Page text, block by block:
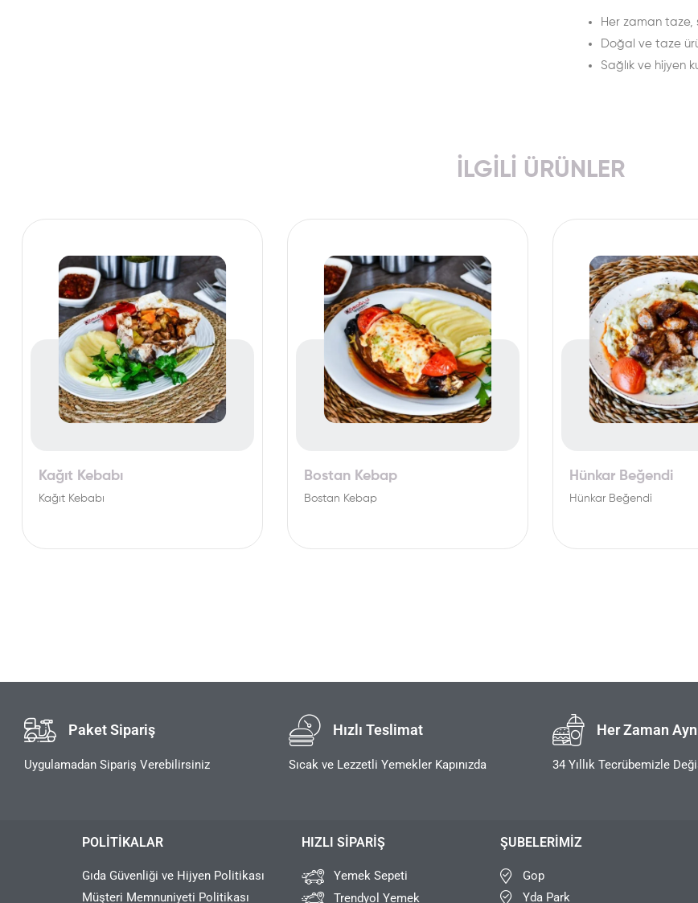
Her zaman taze,
Doğal ve taze
Sağlık ve hijyen
İLGILI ÜRÜNLER
Kağıt Kebabı
Kağıt Kebabı
Bostan Kebap
Bostan Kebap
Hünkar Beğendi
Hünkar Beğendi
Paket Sipariş
Uygulamadan Sipariş Verebilirsiniz
Hızlı Teslimat
Sıcak ve Lezzetli Yemekler Kapınızda
Her Zaman
34 Yıllık Tecrübemizle
POLITIKALAR
Gıda Güvenliği ve Hijyen Politikası
Müşteri Memnuniyeti Politikası
HIZLI SIPARIŞ
Yemek Sepeti
Trendyol Yemek
ŞUBELERIMIZ
Gop
Yda Park